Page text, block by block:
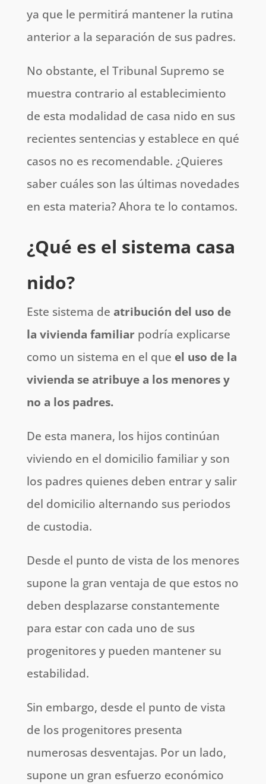
ya que le permitirá mantener la rutina
anterior a la separación de sus padres.
No obstante, el Tribunal Supremo se
muestra contrario al establecimiento
de esta modalidad de casa nido en sus
recientes sentencias y establece en qué
casos no es recomendable. ¿Quieres
saber cuáles son las últimas novedades
en esta materia? Ahora te lo contamos.
¿Qué es el sistema casa
nido?
Este sistema de atribución del uso de
la vivienda familiarpodría explicarse
como un sistema en el que el uso de la
vivienda se atribuye a los menores y
no a los padres.
De esta manera, los hijos continúan
viviendo en el domicilio familiar y son
los padres quienes deben entrar y salir
del domicilio alternando sus periodos
de custodia.
Desde el punto de vista de los menores
supone la gran ventaja de que estos no
deben desplazarse constantemente
para estar con cada uno de sus
progenitores y pueden mantener su
estabilidad.
Sin embargo, desde el punto de vista
de los progenitores presenta
numerosas desventajas. Por un lado,
supone un gran esfuerzo económico